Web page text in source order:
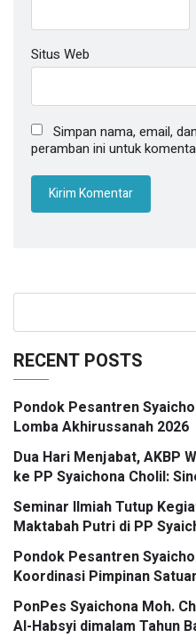
Situs Web
Simpan nama, email,
peramban ini untuk
RECENT POSTS
Pondok Pesantren
Lomba Akhirussanah 2026
Dua Hari Menjabat, AKBP
ke PP Syaichona Cholil:
Tokoh Pesantren Kunci
Seminar Ilmiah Tutup
Maktabah Putri di PP
Pondok Pesantren
Koordinasi Pimpinan
PonPes Syaichona Moh.
Al-Habsyi dimalam Tahun